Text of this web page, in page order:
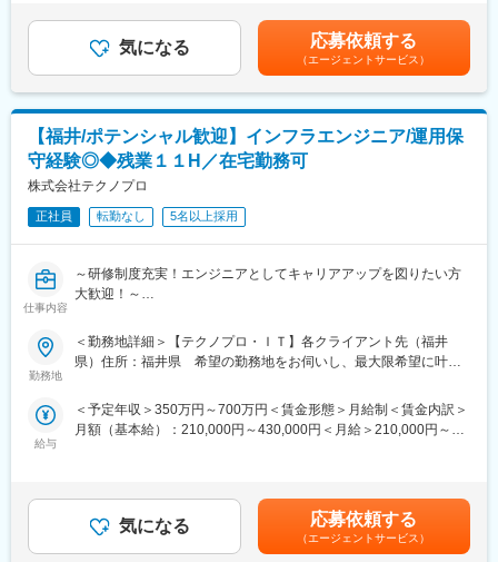
が目指せます。
全国で年間100名以上の方が正社員化されております。
■目標設定
ノルマはなく「販売実績やお客様満足度」に関する目標を設定い
たします。
販売目標は、チームとしての目標値が各クルーに分配される仕組
みのため、チームで協力し合い達成していく文化がございます。
その他、定性観点でも詳細に目標設定を行うため、ご自身が日々
業務で意識することを明確に定め、やりがいや達成感をもって働
ける環境です。
シフト制のため、毎月シフト提出時に希望をご提示していただけ
れば、比較的通りやすい環境です。（土日祝出社必須）
変更の範囲：会社の定める業務
営業プロセスをリードしていきます。
常に最新の技術情報が豊富な環境で、サーバ、セキュリティ等の
技術のプロとして成長することが出来ます。
月の残業平均15時間程度、土日祝日休みの環境なので、ワークラ
イフバランスを意識したメリハリをつけた働き方が可能です。
■充実の研修制度：
技術スキルを向上させるためのIT系資格の取得サポート制度や多
数の研修メニューにも力を入れております。
教材費、社外講義(講習)費用、受験料、登録料、更新料等、会社負
担で資格取得をすることができます。
■当社について
NTTドコモビジネスグループの革新的な技術や、モバイル、クラ
せて、お客さまや地域社会のDXを支援し、課題解決を実現してい
きます。お客さまに寄り添うDX支援をコンサルティングから導入
変更の範囲：会社の定める職務内容
通じて上下する可能性があります。月給(月額)は固定手当を含めた
表記です。気になる 応募依頼する
（エージェントサービス）
【福井/ポテンシャル歓迎】インフラエンジニア/運用保
守経験◎◆残業１１H／在宅勤務可
株式会社テクノプロ
正社員 転勤なし 5名以上採用
仕事内容
～研修制度充実！エンジニアとしてキャリアアップを図りたい方
大歓迎！～
100%支給
●600社以上との取引があり豊富な案件を保有/案件の希望が叶いや
挑戦可能
たします。
＜案件事例＞
◎大手Sier社内情報基盤構築PJ（Windows Server）
勤務地
＜勤務地詳細＞【テクノプロ・ＩＴ】各クライアント先（福井
県）住所：福井県 希望の勤務地をお伺いし、最大限希望に叶う
囲：会社の定める事業所（リモートワーク含む）
給与
＜予定年収＞350万円～700万円＜賃金形態＞月給制＜賃金内訳＞
月額（基本給）：210,000円～430,000円＜月給＞210,000円～
可能性有■リーダー500万円・マネージャー600万円賃金はあくま
でも目安の金額であり、選考を通じて上下する可能性がありま
す。月給(月額)は固定手当を含めた表記です。
気になる 応募依頼する
（エージェントサービス）